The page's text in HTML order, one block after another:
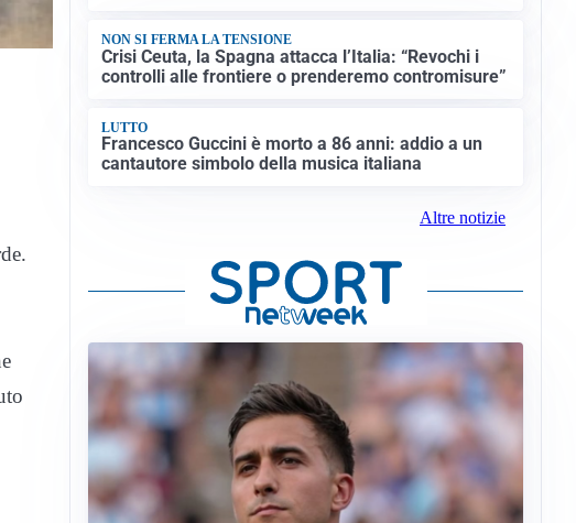
NON SI FERMA LA TENSIONE
Crisi Ceuta, la Spagna attacca l’Italia: “Revochi i
controlli alle frontiere o prenderemo contromisure”
LUTTO
Francesco Guccini è morto a 86 anni: addio a un
cantautore simbolo della musica italiana
Altre notizie